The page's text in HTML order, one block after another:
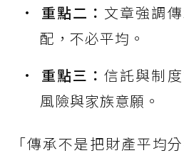
重點二： 文章強調
配，不必平均。
重點三：信託與制
風險與家族意願。
「傳承不是把財產平均